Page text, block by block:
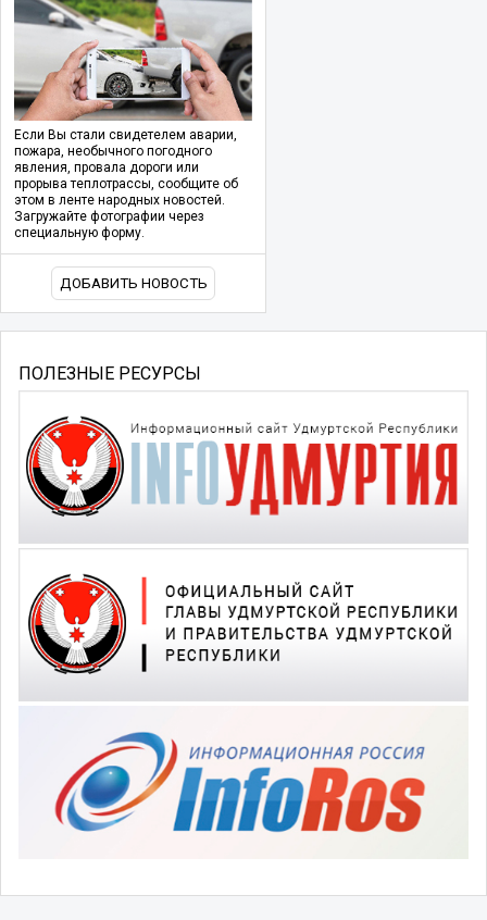
Если Вы стали свидетелем аварии,
пожара, необычного погодного
явления, провала дороги или
прорыва теплотрассы, сообщите об
этом в ленте народных новостей.
Загружайте фотографии через
специальную форму.
ДОБАВИТЬ НОВОСТЬ
ПОЛЕЗНЫЕ РЕСУРСЫ